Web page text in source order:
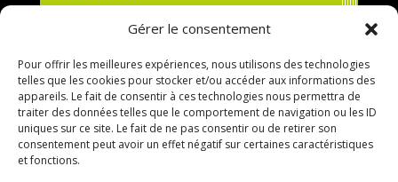
Gérer le consentement
Pour offrir les meilleures expériences, nous utilisons des technologies
telles que les cookies pour stocker et/ou accéder aux informations des
appareils. Le fait de consentir à ces technologies nous permettra de
traiter des données telles que le comportement de navigation ou les ID
uniques sur ce site. Le fait de ne pas consentir ou de retirer son
consentement peut avoir un effet négatif sur certaines caractéristiques
et fonctions.